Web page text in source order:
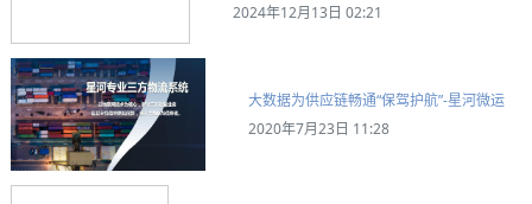
2024年12月13日 02:21
大数据为供应链畅通“保驾护航”-星河微运
2020年7月23日 11:28